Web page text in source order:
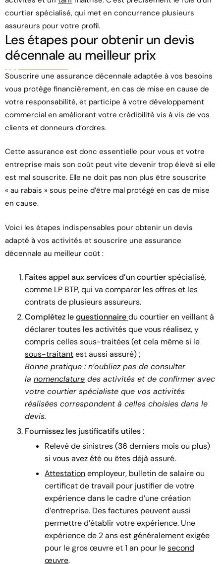
courtier spécialisé, qui met en concurrence plusieurs
assureurs pour votre profil.
Les étapes pour obtenir un devis
décennale au meilleur prix
Souscrire une assurance décennale adaptée à vos besoins
vous protège financièrement, en cas de mise en cause de
votre responsabilité, et participe à votre développement
commercial en améliorant votre crédibilité vis à vis de vos
clients et donneurs d’ordres.
Cette assurance est donc essentielle pour vous et votre
entreprise mais son coût peut vite devenir trop élevé si elle
est mal souscrite. Elle ne doit pas non plus être souscrite
« au rabais » sous peine d’être mal protégé en cas de mise
en cause.
Voici les étapes indispensables pour obtenir un devis
adapté à vos activités et souscrire une assurance
décennale au meilleur coût :
Faites appel aux services d’un courtierspécialisé,
comme LP BTP, qui va comparer les offres et les
contrats de plusieurs assureurs.
Complétez lequestionnairedu courtier en veillant à
déclarer toutes les activités que vous réalisez, y
compris celles sous-traitées (et cela même si le
sous-traitantest aussi assuré) ;
Bonne pratique : n’oubliez pas de consulter
la nomenclature des activités et de confirmer avec
votre courtier spécialiste que vos activités
réalisées correspondent à celles choisies dans le
devis.
Fournissez les justificatifs utiles:
Relevé de sinistres (36 derniers mois ou plus)
si vous avez été ou êtes déjà assuré.
Attestationemployeur, bulletin de salaire ou
certificat de travail pour justifier de votre
expérience dans le cadre d’une création
d’entreprise. Des factures peuvent aussi
permettre d’établir votre expérience. Une
expérience de 2 ans est généralement exigée
pour le gros œuvre et 1 an pour lesecond
œuvre.